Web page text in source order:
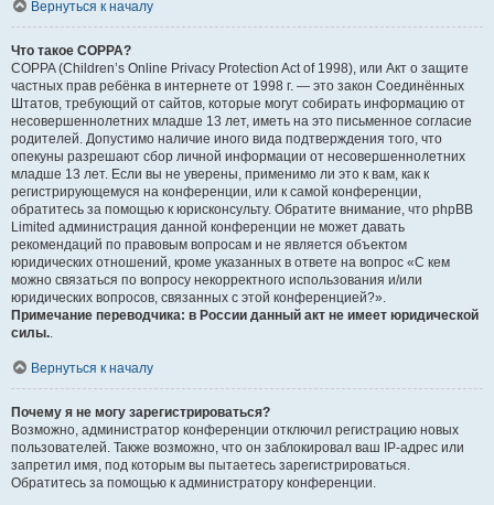
Вернуться к началу
Что такое COPPA?
COPPA (Children’s Online Privacy Protection Act of 1998), или Акт о защите
частных прав ребёнка в интернете от 1998 г. — это закон Соединённых
Штатов, требующий от сайтов, которые могут собирать информацию от
несовершеннолетних младше 13 лет, иметь на это письменное согласие
родителей. Допустимо наличие иного вида подтверждения того, что
опекуны разрешают сбор личной информации от несовершеннолетних
младше 13 лет. Если вы не уверены, применимо ли это к вам, как к
регистрирующемуся на конференции, или к самой конференции,
обратитесь за помощью к юрисконсульту. Обратите внимание, что phpBB
Limited администрация данной конференции не может давать
рекомендаций по правовым вопросам и не является объектом
юридических отношений, кроме указанных в ответе на вопрос «С кем
можно связаться по вопросу некорректного использования и/или
юридических вопросов, связанных с этой конференцией?».
Примечание переводчика: в России данный акт не имеет юридической
силы..
Вернуться к началу
Почему я не могу зарегистрироваться?
Возможно, администратор конференции отключил регистрацию новых
пользователей. Также возможно, что он заблокировал ваш IP-адрес или
запретил имя, под которым вы пытаетесь зарегистрироваться.
Обратитесь за помощью к администратору конференции.